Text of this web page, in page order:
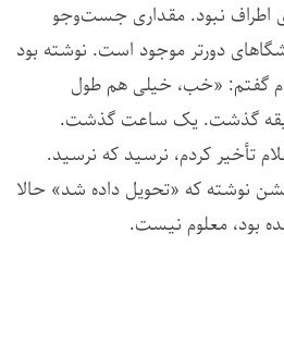
اطراف نبود. مقداری جست‌وجو
دورتر موجود است. نوشته بود
با خودم گفتم: «خب، خیلی هم طول
گذشت. یک ساعت گذشت.
تأخیر کردم، نرسید که نرسید.
نوشته که «تحویل داده شد» حالا
بود، معلوم نیست.